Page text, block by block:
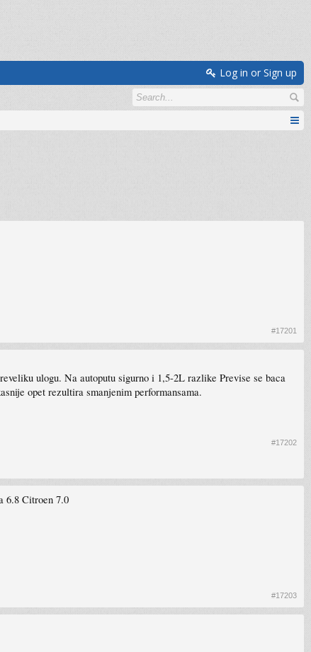
Log in or Sign up
#17201
ulogu. Na autoputu sigurno i 1,5-2L razlike Previse se baca
opet rezultira smanjenim performansama.
#17202
6.8 Citroen 7.0
#17203